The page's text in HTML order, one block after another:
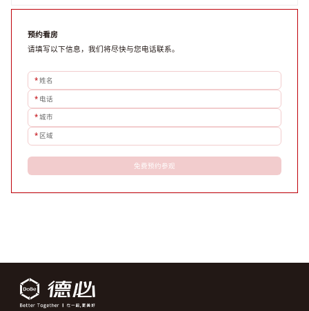
款。选址是综合性战略决策，旨在让办公
预约看房
请填写以下信息，我们将尽快与您电话联系。
*姓名
* 电话
*城市
* 区域
免费预约参观